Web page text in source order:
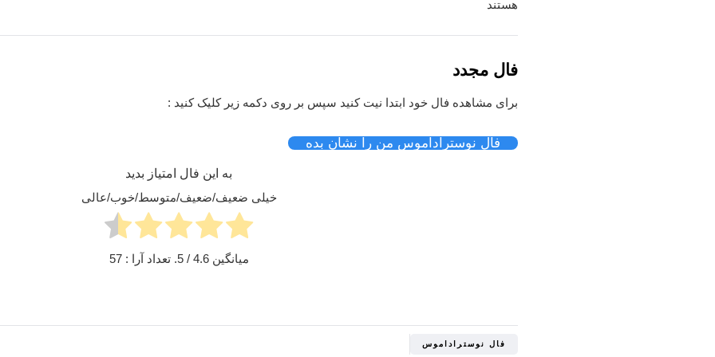
هستند
فال مجدد
برای مشاهده فال خود ابتدا نیت کنید سپس بر روی دکمه زیر کلیک کنید :
فال نوستراداموس من را نشان بده
به این فال امتیاز بدید
خیلی ضعیف/ضعیف/متوسط/خوب/عالی
میانگین4.6 / 5. تعداد آرا : 57
فال نوستراداموس